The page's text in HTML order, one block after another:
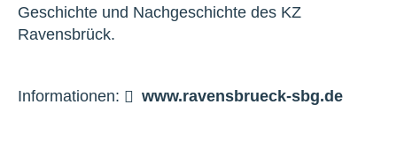
Geschichte und Nachgeschichte des KZ
Ravensbrück.
Informationen: www.ravensbrueck-sbg.de